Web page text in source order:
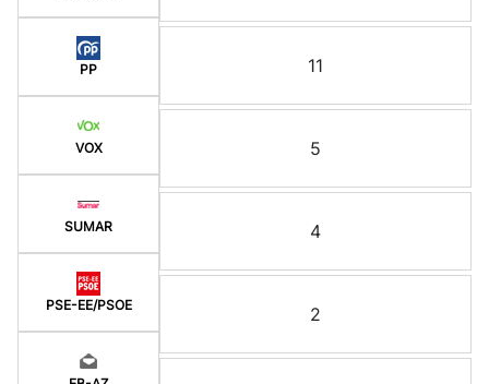
PP
VOX
SUMAR
PSE-EE/PSOE
11
5
4
2